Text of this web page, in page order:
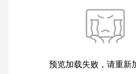
预览加载失败，请重新